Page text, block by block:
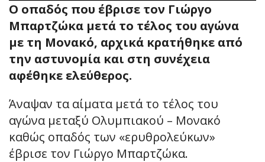
Ο οπαδός που έβρισε τον Γιώργο
Μπαρτζώκα μετά το τέλος του αγώνα
με τη Μονακό, αρχικά κρατήθηκε από
την αστυνομία και στη συνέχεια
αφέθηκε ελεύθερος.
Άναψαν τα αίματα μετά το τέλος του
αγώνα μεταξύ Ολυμπιακού – Μονακό
καθώς οπαδός των «ερυθρολεύκων»
έβρισε τον Γιώργο Μπαρτζώκα.